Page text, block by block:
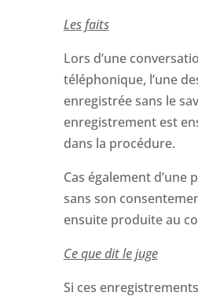
Les faits
Lors d’une
téléphonique, l’une
enregistrée sans le
enregistrement est
dans la procédure.
Cas également d’une
sans son
ensuite produite au
Ce que dit le juge
Si ces